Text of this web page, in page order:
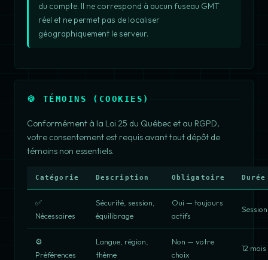
du compte. Il ne correspond à aucun fuseau GMT
réel et ne permet pas de localiser
géographiquement le serveur.
🍪 TÉMOINS (COOKIES)
Conformément à la Loi 25 du Québec et au RGPD,
votre consentement est requis avant tout dépôt de
témoins non essentiels.
Catégorie Description Obligatoire Durée
✅
Nécessaires
Sécurité, session,
équilibrage
Oui — toujours
actifs
Session
⚙️
Préférences
Langue, région,
thème
Non — votre
choix
12 mois